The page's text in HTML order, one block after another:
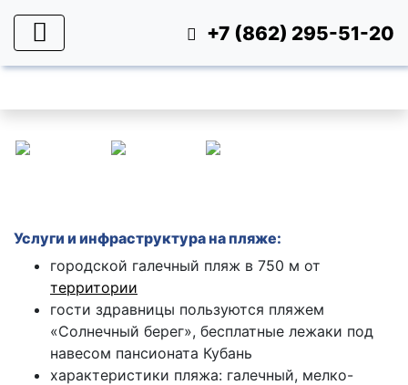
+7 (862) 295-51-20
Услуги и инфраструктура напляже:
городской галечный пляж в 750 м от
территории
гости здравницы пользуются пляжем
«Солнечный берег», бесплатные лежаки под
навесом пансионата Кубань
характеристики пляжа: галечный, мелко-